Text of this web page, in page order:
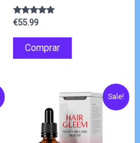
Avaliação
de 5
€55.99
Comprar
Sale!